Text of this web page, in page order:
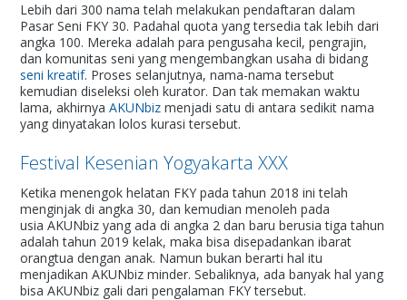
Lebih dari 300 nama telah melakukan pendaftaran dalam
Pasar Seni FKY 30. Padahal quota yang tersedia tak lebih dari
angka 100. Mereka adalah para pengusaha kecil, pengrajin,
dan komunitas seni yang mengembangkan usaha di bidang
seni kreatif. Proses selanjutnya, nama-nama tersebut
kemudian diseleksi oleh kurator. Dan tak memakan waktu
lama, akhirnyaAKUNbiz menjadi satu di antara sedikit nama
yang dinyatakan lolos kurasi tersebut.
Festival Kesenian Yogyakarta XXX
Ketika menengok helatan FKY pada tahun 2018 ini telah
menginjak di angka 30, dan kemudian menoleh pada
usia AKUNbiz yang ada di angka 2 dan baru berusia tiga tahun
adalah tahun 2019 kelak, maka bisa disepadankan ibarat
orangtua dengan anak. Namun bukan berarti hal itu
menjadikan AKUNbiz minder. Sebaliknya, ada banyak hal yang
bisa AKUNbiz gali dari pengalaman FKY tersebut.